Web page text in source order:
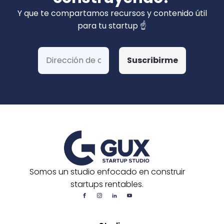
privados). Hemos ganado más de 15 fondos
de Corfo y 3 Startups Chile, además de otras
postulaciones o convocatorias.
Y que te compartamos recursos y contenido útil
para tu startup ☝️
Somos un studio enfocado en construir
startups rentables.